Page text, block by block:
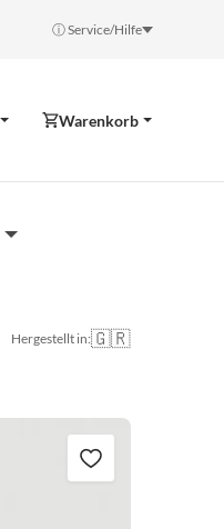
ⓘ Service/Hilfe
Warenkorb
Hergestellt in:🇬🇷